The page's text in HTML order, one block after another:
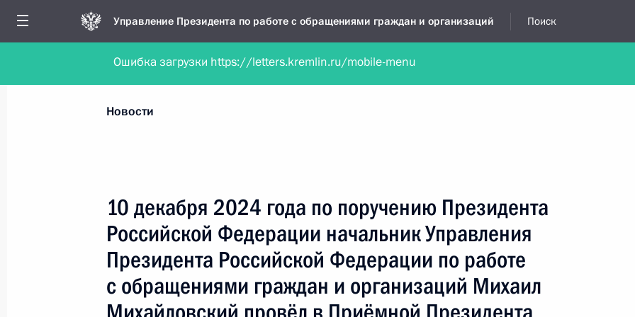
Управление Президента по работе с обращениями граждан и организаций Поиск
Обратиться в форме электронного документа Обратиться в устной форме
Все новости
Все руководители, регионы, города и темы
Новости
10 декабря 2024 года по поручению Президента
Российской Федерации начальник Управления
Президента Российской Федерации по работе
с обращениями граждан и организаций Михаил
Ошибка загрузки https://letters.kremlin.ru/mobile-menu